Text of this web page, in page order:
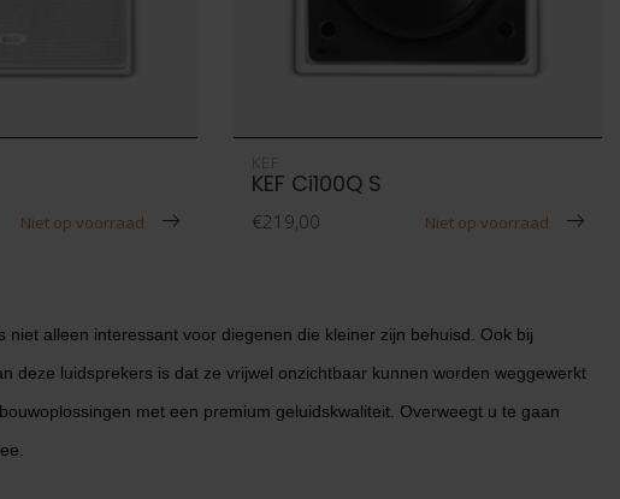
Niet op voorraad
KEF
KEF Ci100Q S
€219,00 Niet op voorraad
alleen interessant voor diegenen die kleiner zijn behuisd. Ook bij
deze luidsprekers is dat ze vrijwel onzichtbaar kunnen worden weggewerkt
met een premium geluidskwaliteit. Overweegt u te gaan